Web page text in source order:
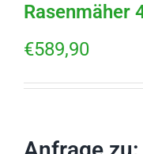
Rasenmäher
€589,90